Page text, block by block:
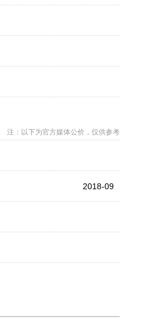
注：以下为官方媒体公价，仅供参考
2018-09